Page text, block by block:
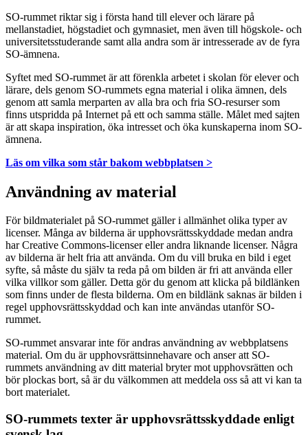
SO-rummet riktar sig i första hand till elever och lärare på
mellanstadiet, högstadiet och gymnasiet, men även till högskole- och
universitetsstuderande samt alla andra som är intresserade av de fyra
SO-ämnena.
Syftet med SO-rummet är att förenkla arbetet i skolan för elever och
lärare, dels genom SO-rummets egna material i olika ämnen, dels
genom att samla merparten av alla bra och fria SO-resurser som
finns utspridda på Internet på ett och samma ställe. Målet med sajten
är att skapa inspiration, öka intresset och öka kunskaperna inom SO-
ämnena.
Läs om vilka som står bakom webbplatsen >
Användning av material
För bildmaterialet på SO-rummet gäller i allmänhet olika typer av
licenser. Många av bilderna är upphovsrättsskyddade medan andra
har Creative Commons-licenser eller andra liknande licenser. Några
av bilderna är helt fria att använda. Om du vill bruka en bild i eget
syfte, så måste du själv ta reda på om bilden är fri att använda eller
vilka villkor som gäller. Detta gör du genom att klicka på bildlänken
som finns under de flesta bilderna. Om en bildlänk saknas är bilden i
regel upphovsrättsskyddad och kan inte användas utanför SO-
rummet.
SO-rummet ansvarar inte för andras användning av webbplatsens
material. Om du är upphovsrättsinnehavare och anser att SO-
rummets användning av ditt material bryter mot upphovsrätten och
bör plockas bort, så är du välkommen att meddela oss så att vi kan ta
bort materialet.
SO-rummets texter är upphovsrättsskyddade enligt